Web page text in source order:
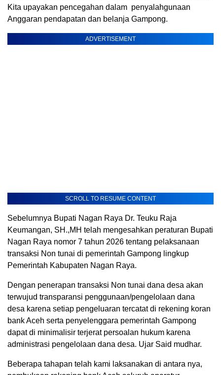
Kita upayakan pencegahan dalam penyalahgunaan
Anggaran pendapatan dan belanja Gampong.
ADVERTISEMENT
SCROLL TO RESUME CONTENT
Sebelumnya Bupati Nagan Raya Dr. Teuku Raja
Keumangan, SH.,MH telah mengesahkan peraturan Bupati
Nagan Raya nomor 7 tahun 2026 tentang pelaksanaan
transaksi Non tunai di pemerintah Gampong lingkup
Pemerintah Kabupaten Nagan Raya.
Dengan penerapan transaksi Non tunai dana desa akan
terwujud transparansi penggunaan/pengelolaan dana
desa karena setiap pengeluaran tercatat di rekening koran
bank Aceh serta penyelenggara pemerintah Gampong
dapat di minimalisir terjerat persoalan hukum karena
administrasi pengelolaan dana desa. Ujar Said mudhar.
Beberapa tahapan telah kami laksanakan di antara nya,